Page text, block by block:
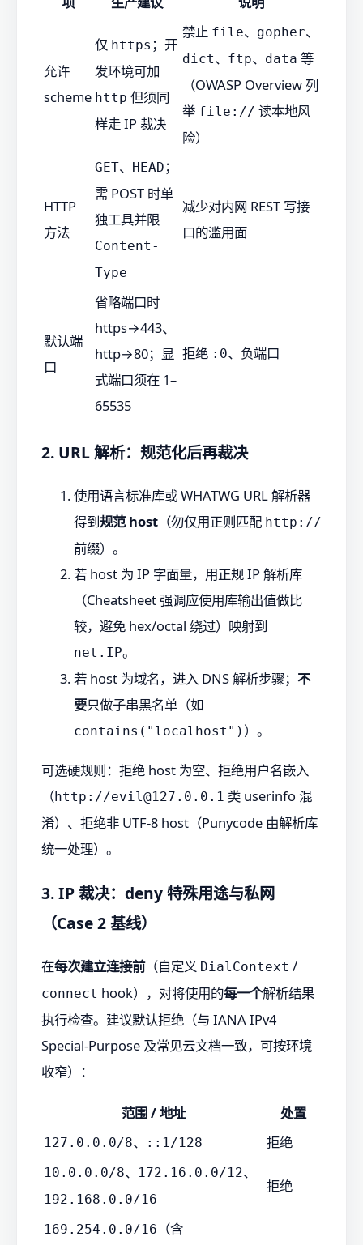
允许
scheme
仅 https ；开
发环境可加
http 但须同
样走 IP 裁决
禁止 file、 gopher、
dict、 ftp、 data 等
（OWASP Overview 列
举 file:// 读本地风
险）
HTTP
方法
GET、 HEAD ；
需 POST 时单
独工具并限
Content-
Type
减少对内网 REST 写接
口的滥用面
默认端
口
省略端口时
https→443、
http→80；显
式端口须在 1–
65535
拒绝 :0、负端口
2. URL 解析：规范化后再裁决
使用语言标准库或 WHATWG URL 解析器
得到规范 host （勿仅用正则匹配 http://
前缀）。
若 host 为 IP 字面量，用正规 IP 解析库
（Cheatsheet 强调应使用库输出值做比
较，避免 hex/octal 绕过）映射到
net.IP。
若 host 为域名，进入 DNS 解析步骤； 不
要只做子串黑名单（如
contains("localhost") ）。
可选硬规则：拒绝 host 为空、拒绝用户名嵌入
（http://evil@127.0.0.1 类 userinfo 混
淆）、拒绝非 UTF-8 host（Punycode 由解析库
统一处理）。
3. IP 裁决：deny 特殊用途与私网
（Case 2 基线）
在每次建立连接前（自定义 DialContext /
connect hook），对将使用的每一个解析结果
执行检查。建议默认拒绝（与 IANA IPv4
Special-Purpose 及常见云文档一致，可按环境
收窄）：
范围 / 地址 处置
127.0.0.0/8、 ::1/128 拒绝
10.0.0.0/8、 172.16.0.0/12、
192.168.0.0/16
拒绝
169.254.0.0/16 （含